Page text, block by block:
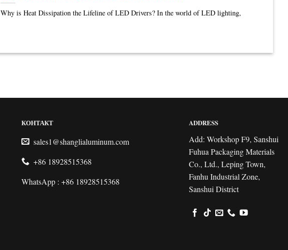
Why is Heat Dissipation the Lifeline of LED Drivers? In the world of LED lighting,
КОНТАКТ
sales1@shanglialuminum.com
+86 18928515368
WhatsApp : +86 18928515368
ADDRESS
Add: Workshop F9, Sanshui
Fuhua Packaging Materials
Co., Ltd., Leping Town,
Fanhu Industrial Zone,
Sanshui District